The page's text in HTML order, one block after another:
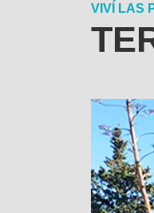
VIVÍ LAS